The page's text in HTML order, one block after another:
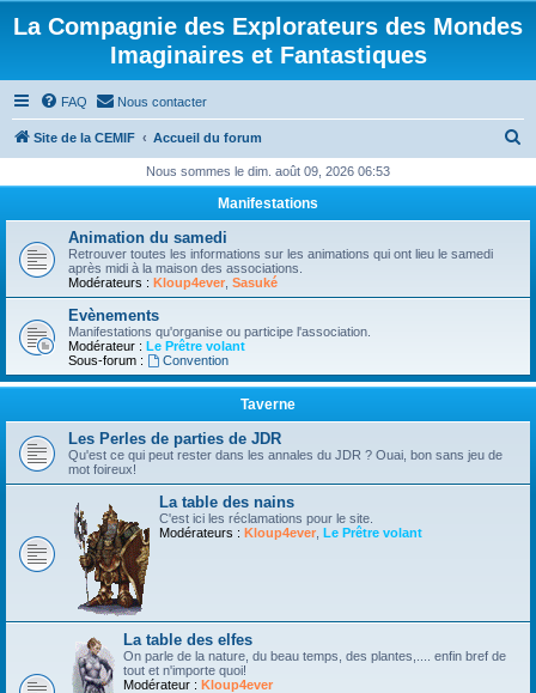
La Compagnie des Explorateurs des Mondes
Imaginaires et Fantastiques
FAQ Nous contacter
Site de la CEMIF Accueil du forum
h
Nous sommes le dim. août 09, 2026 06:53
Manifestations
Animation du samedi
Retrouver toutes les informations sur les animations qui ont lieu le samedi
après midi à la maison des associations.
Modérateurs : Kloup4ever Sasuké
Evènements
Manifestations qu'organise ou participe l'association.
Modérateur : Le Prêtre volant
Sous-forum :
Convention
Taverne
Les Perles de parties de JDR
Qu'est ce qui peut rester dans les annales du JDR ? Ouai, bon sans jeu de
mot foireux!
La table des nains
C'est ici les réclamations pour le site.
Modérateurs : Kloup4ever Le Prêtre volant
La table des elfes
On parle de la nature, du beau temps, des plantes,.... enfin bref de
tout et n'importe quoi!
Modérateur : Kloup4ever